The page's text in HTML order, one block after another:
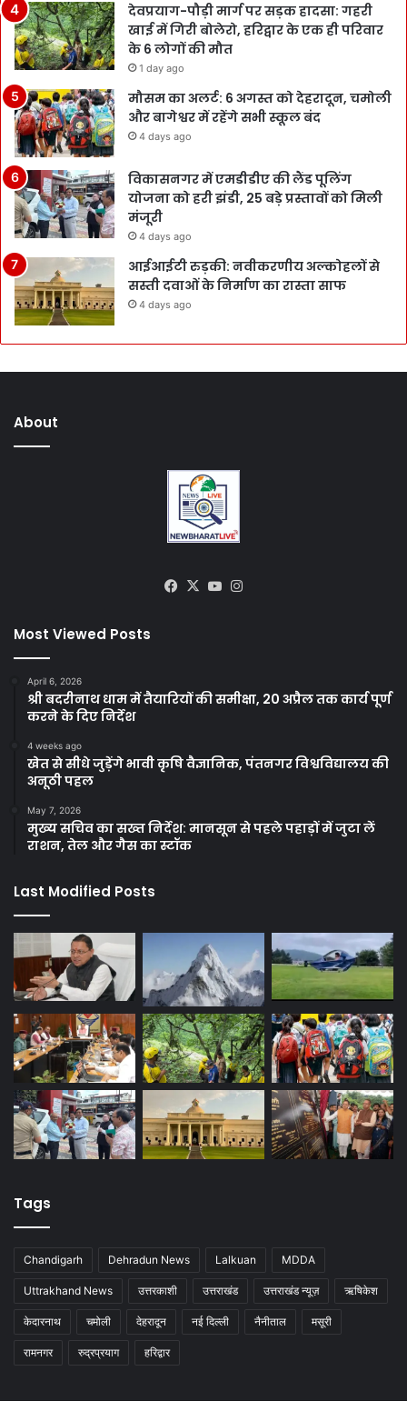
देवप्रयाग-पौड़ी मार्ग पर सड़क हादसा: गहरी
खाई में गिरी बोलेरो, हरिद्वार के एक ही परिवार
के 6 लोगों की मौत
1 day ago
मौसम का अलर्ट: 6 अगस्त को देहरादून, चमोली
और बागेश्वर में रहेंगे सभी स्कूल बंद
4 days ago
विकासनगर में एमडीडीए की लैंड पूलिंग
योजना को हरी झंडी, 25 बड़े प्रस्तावों को मिली
मंजूरी
4 days ago
आईआईटी रुड़की: नवीकरणीय अल्कोहलों से
सस्ती दवाओं के निर्माण का रास्ता साफ
4 days ago
About
Facebook
X YouTube
Most Viewed Posts
April 6, 2026
श्री बदरीनाथ धाम में तैयारियों की समीक्षा, 20 अप्रैल तक कार्य पूर्ण
करने के दिए निर्देश
4 weeks ago
खेत से सीधे जुड़ेंगे भावी कृषि वैज्ञानिक, पंतनगर विश्वविद्यालय की
अनूठी पहल
May 7, 2026
मुख्य सचिव का सख्त निर्देश: मानसून से पहले पहाड़ों में जुटा लें
राशन, तेल और गैस का स्टॉक
Last Modified Posts
Tags
Chandigarh Dehradun News Lalkuan MDDA
Uttrakhand News उत्तरकाशी उत्तराखंड उत्तराखंड न्यूज़ ऋषिकेश
केदारनाथ चमोली देहरादून नई दिल्ली नैनीताल मसूरी
रामनगर रुद्रप्रयाग हरिद्वार